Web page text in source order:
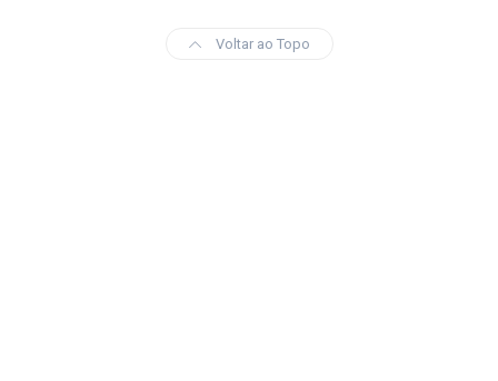
Voltar ao Topo